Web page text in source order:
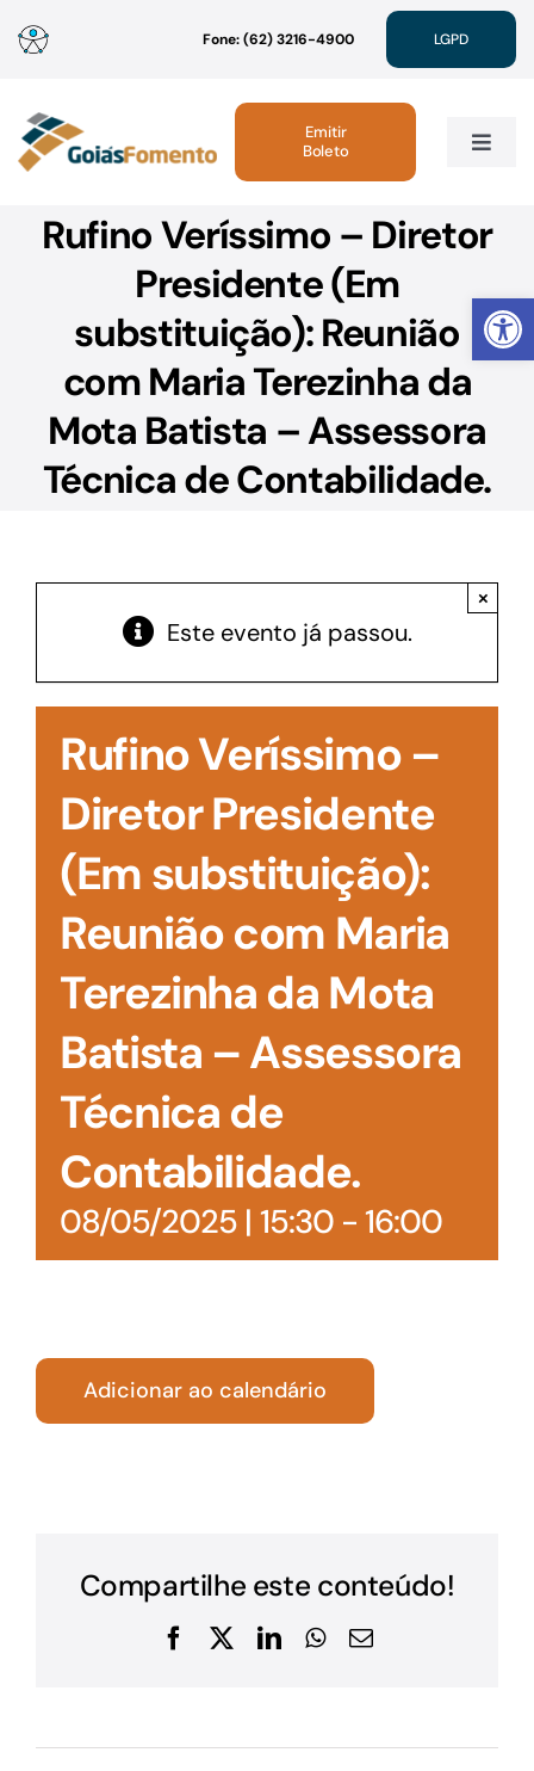
Abrir
para
conteúdo
Fone: (62) 3216-4900 LGPD
Toggle
Institucional
Atendimento
Sustentabilidade
Emitir
Boleto
Rufino Veríssimo – Diretor
Presidente (Em
substituição): Reunião
com Maria Terezinha da
Mota Batista – Assessora
Técnica de Contabilidade.
Este evento já passou.
×
Rufino Veríssimo –
Diretor Presidente
(Em substituição):
Reunião com Maria
Terezinha da Mota
Batista – Assessora
Técnica de
Contabilidade.
08/05/2025 | 15:30- 16:00
Adicionar ao calendário
Compartilhe este conteúdo!
Facebook
X LinkedInWhatsApp
E-